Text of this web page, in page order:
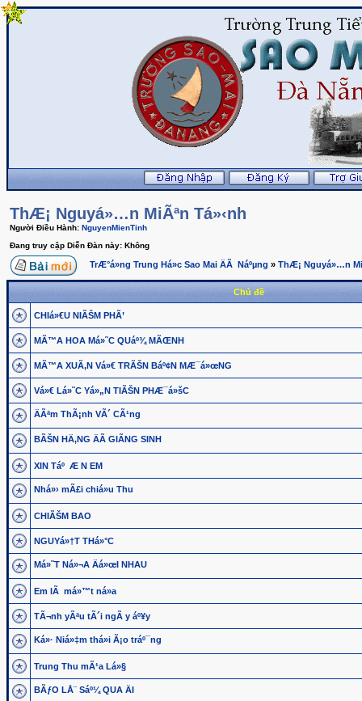
ThÆ¡ Nguyá»…n MiÃªn Tá»‹nh
Người Điều Hành: NguyenMienTinh
Đang truy cập Diễn Đàn này: Không
TrÆ°á»ng Trung Há»c Sao Mai ÄÃ Náºµng » ThÆ¡ Nguyá»…n
Chủ đề
CHIá»€U NIÃŠM PHÃ’
MÃ™A HOA Má»˜C QUáº¾ MÃŒNH
MÃ™A XUÃ‚N Vá»€ TRÃŠN Báº¢N MÆ¯á»œNG
Vá»€ Lá»˜C Yá»„N TIÃŠN PHÆ¯á»šC
ÄÃªm ThÃ¡nh VÃ´ CÃ¹ng
BÃŠN HÄ‚NG ÄÃ GIÃNG SINH
XIN Táº Æ N EM
Nhá»› mÃ£i chiá»u Thu
CHIÃŠM BAO
NGUYá»†T THá»°C
Má»˜T Ná»¬A Äá»œI NHAU
Em lÃ má»™t ná»­a
TÃ¬nh yÃªu tÃ´i ngÃ y áº¥y
Ká»· Niá»‡m thá»i Ã¡o tráº¯ng
Trung Thu mÃ¹a Lá»§
BÃƒO LÅ¨ Sáº¼ QUA ÄI